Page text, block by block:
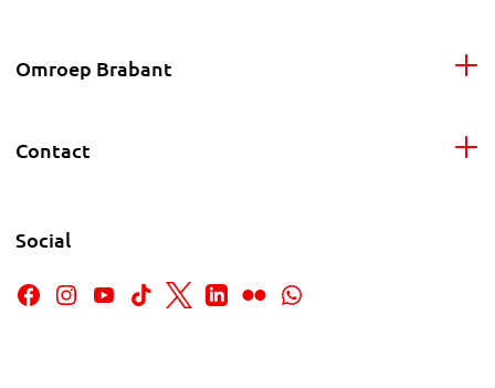
Omroep Brabant
Contact
Social